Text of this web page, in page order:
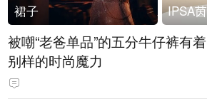
裙子
被嘲“老爸单品”的五分牛仔裤有着
别样的时尚魔力